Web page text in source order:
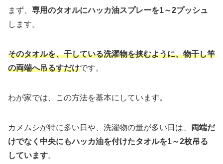
まず、 専用のタオルにハッカ油スプレーを1～2プッシュ
します。
そのタオルを、干している洗濯物を挟むように、物干し竿
の両端へ吊るすだけです。
わが家では、この方法を基本にしています。
カメムシが特に多い日や、洗濯物の量が多い日は、 両端だ
けでなく中央にもハッカ油を付けたタオルを1～2枚吊る
しています。